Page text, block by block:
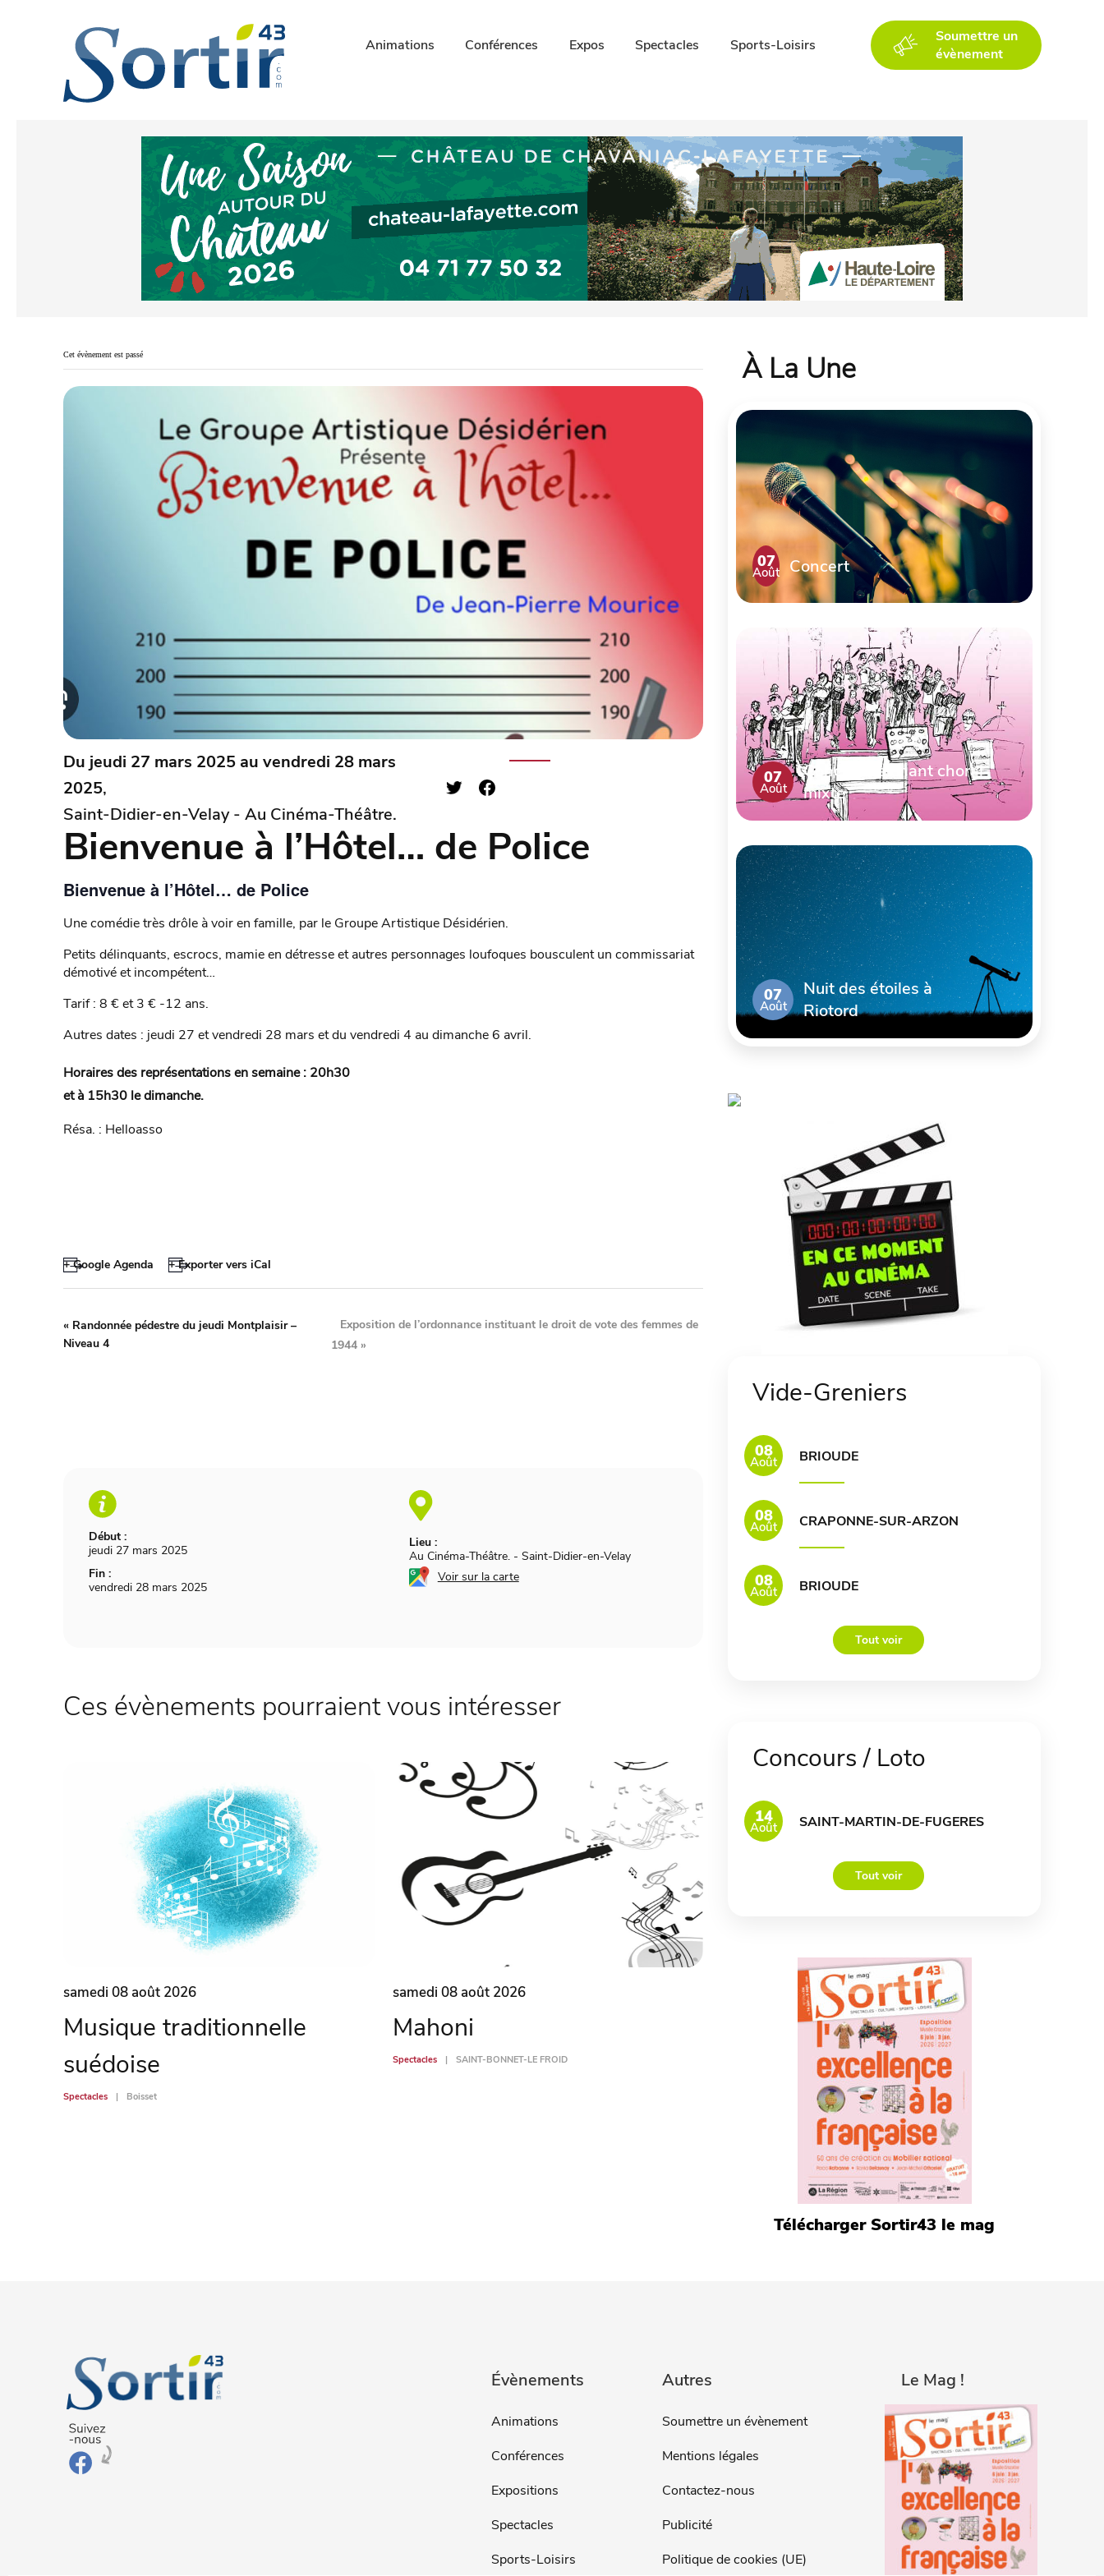
Animations Conférences Expos Spectacles Sports-Loisirs
Soumettre un
évènement
Cet évènement est passé
Du jeudi 27 mars 2025 au vendredi 28 mars
2025,
Saint-Didier-en-Velay - Au Cinéma-Théâtre.
Bienvenue à l’Hôtel… de Police
Bienvenue à l’Hôtel… de Police
Une comédie très drôle à voir en famille, par le Groupe Artistique Désidérien.
Petits délinquants, escrocs, mamie en détresse et autres personnages loufoques bousculent un commissariat
démotivé et incompétent…
Tarif : 8 € et 3 € -12 ans.
Autres dates : jeudi 27 et vendredi 28 mars et du vendredi 4 au dimanche 6 avril.
Horaires des représentations en semaine : 20h30
et à 15h30 le dimanche.
Résa. : Helloasso
+ Google Agenda + Exporter vers iCal
Début :
jeudi 27 mars 2025
Fin :
vendredi 28 mars 2025
Lieu :
Au Cinéma-Théâtre. - Saint-Didier-en-Velay
Voir sur la carte
« Randonnée pédestre du jeudi Montplaisir –
Niveau 4
Exposition de l’ordonnance instituant le droit de vote des femmes de
1944 »
Ces évènements pourraient vous intéresser
samedi 08 août 2026
Musique traditionnelle
suédoise
Spectacles Boisset
samedi 08 août 2026
Mahoni
Spectacles SAINT-BONNET-LE FROID
À La Une
07
Août Concert
07
Août
Concert de chant choral
mixte
07
Août
Nuit des étoiles à
Riotord
Vide-Greniers
08
Août BRIOUDE
08
Août CRAPONNE-SUR-ARZON
08
Août BRIOUDE
Tout voir
Concours / Loto
14
Août SAINT-MARTIN-DE-FUGERES
Tout voir
Télécharger Sortir43 le mag
Évènements
Animations
Conférences
Expositions
Spectacles
Sports-Loisirs
Autres
Soumettre un évènement
Mentions légales
Contactez-nous
Publicité
Politique de cookies (UE)
Le Mag !